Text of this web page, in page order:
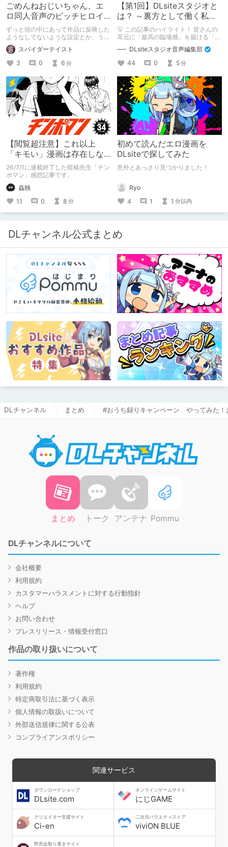
ごめんねおじいちゃん、エ
ロ同人音声のビッチヒロイ
ンに名前使って～過去作品
コンセプトを思い出そう～
ずっと頭の中にあって作品に反映した
ようなしてないような設定とか、うち
のヒロイン達の名づけの法則とかを頭
の中の映●研の金●さんに「そこにあ
っちゃいけねえんだよ」といわれたの
でとりあえず垂れ流します。
スパイダーテイスト
3
0 6 分
【第1回】DLsiteスタジオと
は？ ～裏方として働く私た
ちの紹介
💡 この記事のハイライト！ 皆さんの
耳元に「最高の臨場感」を届ける「サ
舞台裏を大公開！ スマートな専門
職……と思いきや、実態は「音の変態
（褒め言葉）」が集まるチーム！？
成人男性スタッフがダミヘに抱きつ
き、スタジオにアダルトグッズが転が
る超大真面目な理由とは？ クオリテ
ィ向上のための、ちょっとシュールな
（？）試行錯誤をたっぷりご紹介しま
す！
DLsiteスタジオ音声編集部
44
0 5分
【閲覧超注意】これ以上
「キモい」漫画は存在しな
い？チンポマンとかいう
「魂の殺人」の完成形
26/7/1に連載終了した暗稿先生「チン
ポマン」感想記事です。
蟲独
11
0 8 分
初めて読んだエロ漫画を
DLsiteで探してみた
意外とあっさり見つかりました！
Ryo
4
1 1 分以内
DLチャンネル公式まとめ
DLチャンネル まとめ #おうち録りキャンペーン やってみた！
まとめ トーク アンテナ Pommu
DLチャンネルについて
会社概要
利用規約
カスタマーハラスメントに対する行動指針
ヘルプ
お問い合わせ
プレスリリース・情報受付窓口
作品の取り扱いについて
著作権
利用規約
特定商取引法に基づく表示
個人情報の取扱いについて
外部送信規律に関する公表
コンプライアンスポリシー
関連サービス
ダウンロードショップ
DLsite.com
オンラインゲームサイト
にじGAME
クリエイター支援サイト
Ci-en
二次元バラエティストア
viviON BLUE
即売会取り置きサイト